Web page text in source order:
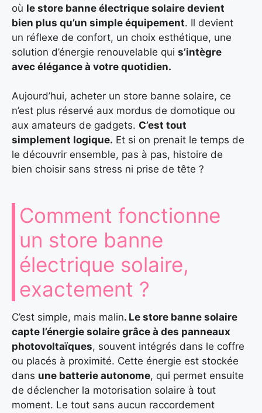
où le store banne électrique solaire devient
bien plus qu’un simple équipement. Il devient
un réflexe de confort, un choix esthétique, une
solution d’énergie renouvelable qui s’intègre
avec élégance à votre quotidien.
Aujourd’hui, acheter un store banne solaire, ce
n’est plus réservé aux mordus de domotique ou
aux amateurs de gadgets. C’est tout
simplement logique. Et si on prenait le temps de
le découvrir ensemble, pas à pas, histoire de
bien choisir sans stress ni prise de tête ?
Comment fonctionne
un store banne
électrique solaire,
exactement ?
C’est simple, mais malin. Le store banne solaire
capte l’énergie solaire grâce à des panneaux
photovoltaïques, souvent intégrés dans le coffre
ou placés à proximité. Cette énergie est stockée
dans une batterie autonome, qui permet ensuite
de déclencher la motorisation solaire à tout
moment. Le tout sans aucun raccordement